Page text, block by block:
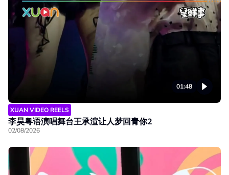
01:48
XUAN VIDEO REELS
李昊粤语演唱舞台王承渲让人梦回青你2
02/08/2026